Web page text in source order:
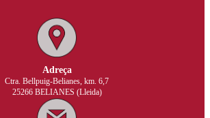
Adreça
Ctra. Bellpuig-Belianes, km. 6,7
25266 BELIANES (Lleida)